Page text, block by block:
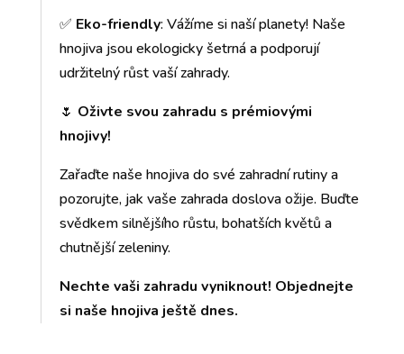
✅ Eko-friendly: Vážíme si naší planety! Naše
hnojiva jsou ekologicky šetrná a podporují
udržitelný růst vaší zahrady.
🌷 Oživte svou zahradu s prémiovými
hnojivy!
Zařaďte naše hnojiva do své zahradní rutiny a
pozorujte, jak vaše zahrada doslova ožije. Buďte
svědkem silnějšího růstu, bohatších květů a
chutnější zeleniny.
Nechte vaši zahradu vyniknout! Objednejte
si naše hnojiva ještě dnes.